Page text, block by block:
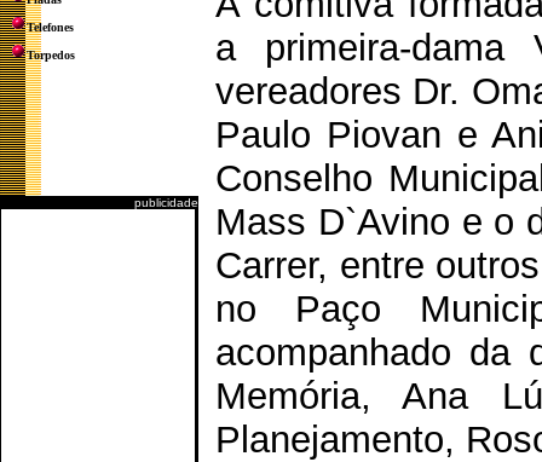
Telefones
Torpedos
publicidade
a primeira-
vereadores Dr.
Paulo Piovan e
Conselho
Mass D`Avino e o
Carrer, entre
no Paço
acompanhado da
Memória, Ana
Planejamento,